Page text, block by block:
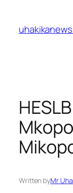
content
Written byMr